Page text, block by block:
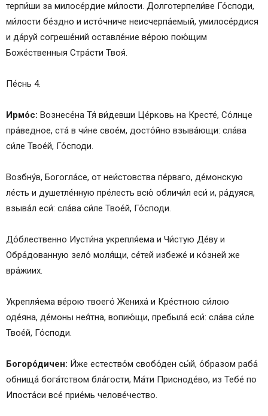
терпи́ши за милосе́рдие ми́лости. Долготерпели́ве Го́споди,
ми́лости бе́здно и исто́чниче неисчерпа́емый, умилосе́рдися
и да́руй согреше́ний оставле́ние ве́рою пою́щим
Боже́ственныя Стра́сти Твоя́.
Пе́снь 4.
Ирмо́с: Вознесе́на Тя́ ви́девши Це́рковь на Кресте́, Со́лнце
пра́ведное, ста́ в чи́не свое́м, досто́йно взыва́ющи: сла́ва
си́ле Твое́й, Го́споди.
Возбну́в, Богогла́се, от неи́стовства пе́рваго, де́монскую
ле́сть и душетле́нную пре́лесть всю́ обличи́л еси́ и, ра́дуяся,
взыва́л еси́: сла́ва си́ле Твое́й, Го́споди.
До́блественно Иусти́на укрепля́ема и Чи́стую Де́ву и
Обра́дованную зело́ моля́щи, се́тей избеже́ и ко́зней же
вра́жиих.
Укрепля́ема ве́рою твоего́ Жениха́ и Кре́стною си́лою
оде́яна, де́моны нея́тна, вопию́щи, пребыла́ еси́: сла́ва си́ле
Твое́й, Го́споди.
Богоро́дичен: И́же естество́м свобо́ден сы́й, о́бразом раба́
обнища́ бога́тством бла́гости, Ма́ти Присноде́во, из Тебе́ по
Ипоста́си все́ прие́мь челове́чество.